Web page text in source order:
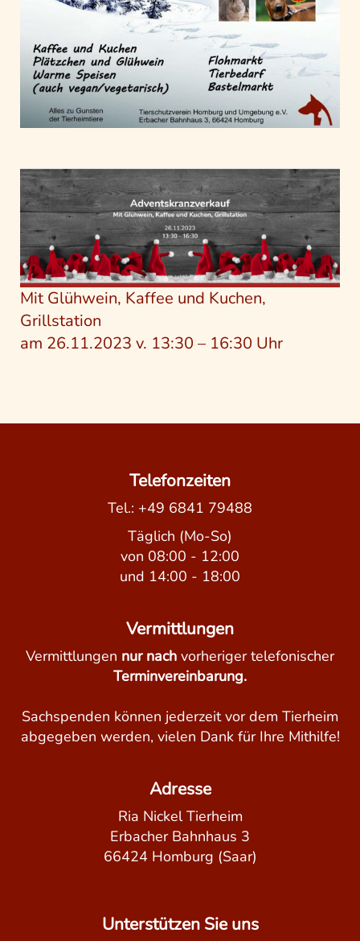
Mit Glühwein, Kaffee und Kuchen,
Grillstation
am 26.11.2023 v. 13:30 – 16:30 Uhr
Telefonzeiten
Tel.: +49 6841 79488
Täglich (Mo-So)
von 08:00 - 12:00
und 14:00 - 18:00
Vermittlungen
Vermittlungen nur nach vorheriger telefonischer
Terminvereinbarung.
Sachspenden können jederzeit vor dem Tierheim
abgegeben werden, vielen Dank für Ihre Mithilfe!
Adresse
Ria Nickel Tierheim
Erbacher Bahnhaus 3
66424 Homburg (Saar)
Unterstützen Sie uns